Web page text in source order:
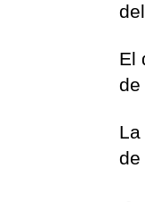
El
de
de